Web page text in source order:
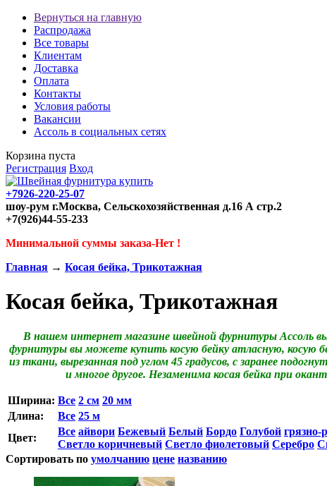
Вернуться на главную
Распродажа
Все товары
Клиентам
Доставка
Оплата
Контакты
Условия работы
Вакансии
Ассоль в социальных сетях
Корзина пуста
Регистрация Вход
+7926-220-25-07
шоу-рум г.Москва, Сельскохозяйственная д.16 А стр.2
+7(926)44-55-233
Минимальной суммы заказа-Нет !
Главная → Косая бейка, Трикотажная
Косая бейка, Трикотажная
В нашем интернет магазине швейной фурнитуры Ассоль
фурнитуры вы можете купить косую бейку атласную, косую
из ткани, вырезанная под углом 45 градусов, с заранее
и многое другое. Незаменима косая бейка при
Ширина: Все 2 см 20 мм
Длина:
Все 25 м
Цвет:
Все айвори Бежевый Белый Бордо Голубой грязно-
Светло коричневый Светло фиолетовый Серебро
Сортировать по умолчанию цене названию